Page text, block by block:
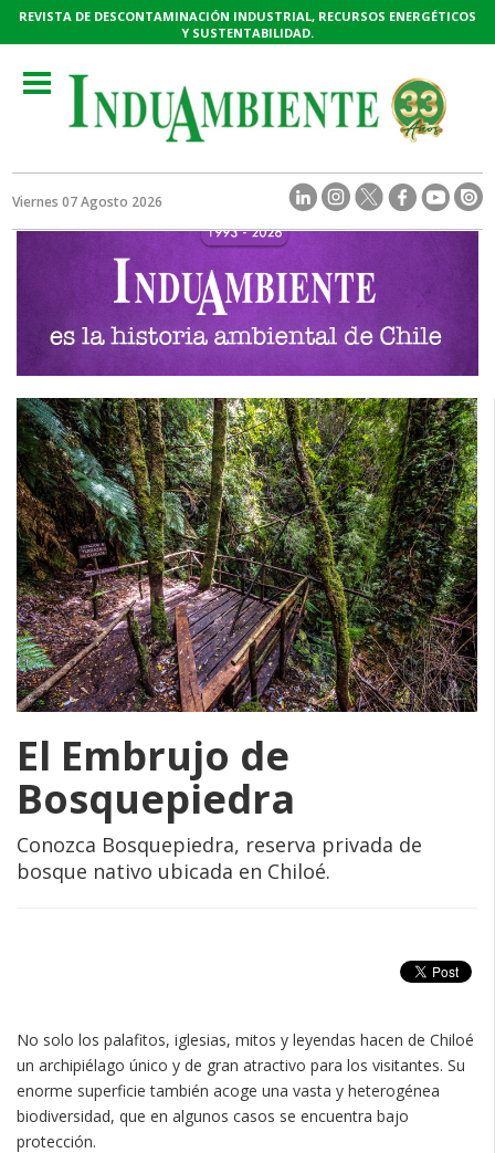
REVISTA DE DESCONTAMINACIÓN INDUSTRIAL, RECURSOS ENERGÉTICOS
Y SUSTENTABILIDAD.
Toggle
navigation
Viernes 07 Agosto 2026
El Embrujo de
Bosquepiedra
Conozca Bosquepiedra, reserva privada de
bosque nativo ubicada en Chiloé.
No solo los palafitos, iglesias, mitos y leyendas hacen de Chiloé
un archipiélago único y de gran atractivo para los visitantes. Su
enorme superficie también acoge una vasta y heterogénea
biodiversidad, que en algunos casos se encuentra bajo
protección.